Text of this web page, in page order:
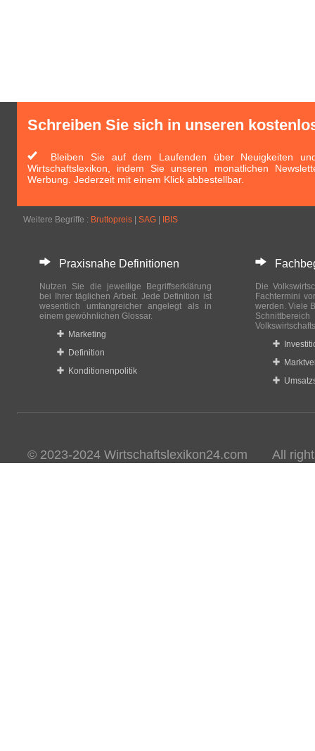
Schreiben Sie sich in unseren
Bleiben Sie auf dem Laufenden über Neuigkeiten
Wirtschaftslexikon, indem Sie unseren monatlichen
Werbung. Jederzeit mit einem Klick abbestellbar.
Weitere Begriffe : Bruttopreis SAG IBIS
Praxisnahe Definitionen
Nutzen Sie die jeweilige Begriffserklärung
bei Ihrer täglichen Arbeit. Jede Definition ist
wesentlich umfangreicher angelegt als in
einem gewöhnlichen Glossar.
Marketing
Definition
Konditionenpolitik
Die
Fachtermini
werden. Viele
© 2023-2024 Wirtschaftslexikon24.com All